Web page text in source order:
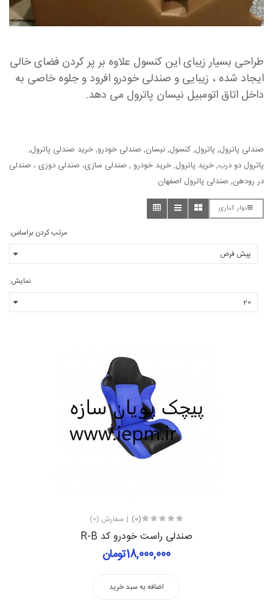
طراحی بسیار زیبای این کنسول علاوه بر پر کردن فضای خالی
ایجاد شده ، زیبایی و صندلی خودرو افرود و جلوه خاصی به
داخل اتاق اتومبیل نیسان پاترول می دهد.
صندلی پاترول, پاترول, کنسول, نیسان, صندلی خودرو, خرید صندلی پاترول,
پاترول دو درب, خرید پاترول, خرید خودرو , صندلی سازی، صندلی دوزی ، صندلی
در رودهن, صندلی پاترول اصفهان
نوار کناری
مرتب کردن براساس:
نمایش:
(0) سفارش (0)
صندلی راست خودرو کد R-B
18,000,000تومان
اضافه به سبد خرید